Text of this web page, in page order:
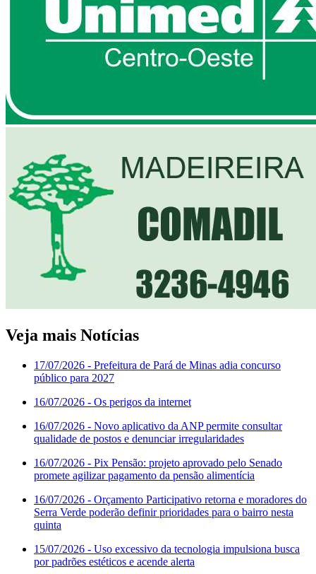
Veja mais Notícias
17/07/2026 - Prefeitura de Pará de Minas adia concurso
público para 2027
16/07/2026 - Os perigos da internet
16/07/2026 - Novo aplicativo da ANP permite consultar
qualidade de postos e denunciar irregularidades
16/07/2026 - Pix Pensão: projeto aprovado pelo Senado
promete agilizar pagamento da pensão alimentícia
16/07/2026 - Orçamento Participativo retorna e moradores do
Serra Verde poderão definir prioridades para o bairro nesta
quinta
15/07/2026 - Uso excessivo da tecnologia impulsiona busca
por padrões estéticos e acende alerta